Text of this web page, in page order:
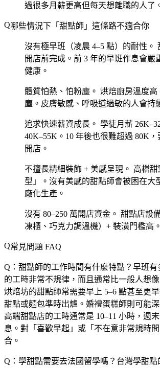
過很多月薪更高但每天想離職的人了
哪些情況下「甜點師」這條路不適合你
沒有極早班（凌晨 4–5 點）的耐性。
開店前完成。前 3 年的早班作息會嚴
健康。
體質怕熱、怕粉塵。 烘焙廚房溫度高
塵。皮膚敏感、呼吸道過敏的人會持
追求快速薪資成長。 學徒月薪
40K–55K。10 年後也很難超過 80K，
開店。
不擅長精細裝飾 + 美感呈現。 高檔甜
型」。沒有美感的甜點師會被困在大
廠化生產。
沒有 80–250 萬開店資金。 甜點店設
凍櫃、巧克力調溫機）+ 裝潢門檻高。
常見問題 FAQ
Q：甜點師的工作時間有什麼特點？早班有
的工時非常不規律，而且通常比一般人想
烘焙坊的甜點師常需要早上 5–6 點甚至更
甜點或麵包準時出爐。婚禮蛋糕師則可能
高端甜點店的工時通常是 10–11 小時，週
息。對「喜歡早起」或「不在意非常規時
合。
Q：學甜點需要去法國留學嗎？台灣學甜點